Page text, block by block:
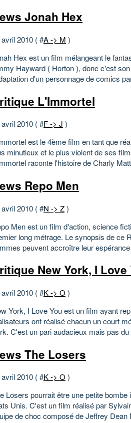
Jonah Hex
2010 ( #A -> M )
Hex est un film mélangeant le
Hayward ( Horton ), donc c'est
d'un personnage de comics
L'Immortel
2010 ( #F -> J )
est le 4ème film en tant que
minutieux et le plus violent de ses
raconte l'histoire de Charly
Repo Men
2010 ( #N -> Z)
Men est un film d'action, science
long métrage. Le synopsis de ce
peuvent accroître leur
New York, I Love
2010 ( #K -> O )
York, I Love You est un film ayant
ont réalisé chacun un court
C'est un pari audacieux mais pas
The Losers
2010 ( #K -> O )
Losers pourrait être une petite
Unis. C'est un film réalisé par
de choc composé de Jeffrey